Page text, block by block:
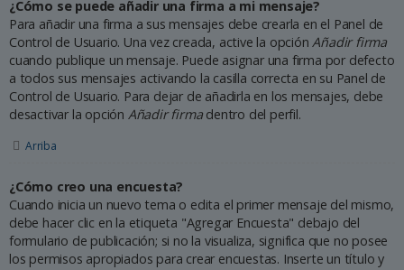
¿Cómo se puede añadir una firma a mi mensaje?
Para añadir una firma a sus mensajes debe crearla en el Panel de
Control de Usuario. Una vez creada, active la opciónAñadir firma
cuando publique un mensaje. Puede asignar una firma por defecto
a todos sus mensajes activando la casilla correcta en su Panel de
Control de Usuario. Para dejar de añadirla en los mensajes, debe
desactivar la opción Añadir firmadentro del perfil.
Arriba
¿Cómo creo una encuesta?
Cuando inicia un nuevo tema o edita el primer mensaje del mismo,
debe hacer clic en la etiqueta "Agregar Encuesta" debajo del
formulario de publicación; si no la visualiza, significa que no posee
los permisos apropiados para crear encuestas. Inserte un título y